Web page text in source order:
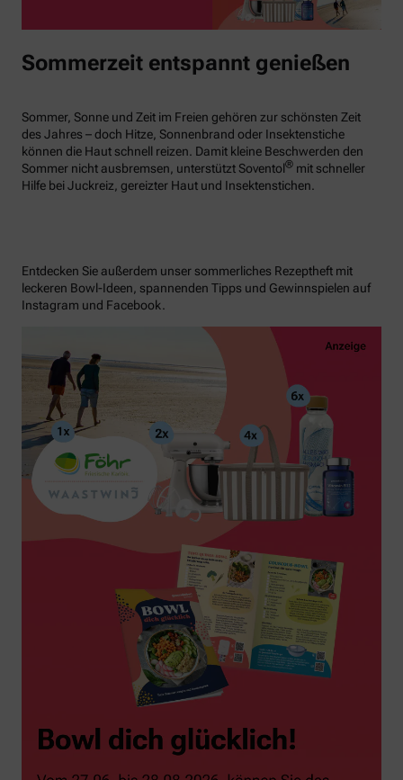
Sommerzeit entspannt genießen
Sommer, Sonne und Zeit im Freien gehören zur schönsten Zeit
des Jahres – doch Hitze, Sonnenbrand oder Insektenstiche
können die Haut schnell reizen. Damit kleine Beschwerden den
Sommer nicht ausbremsen, unterstützt Soventol® mit schneller
Hilfe bei Juckreiz, gereizter Haut und Insektenstichen.
Entdecken Sie außerdem unser sommerliches Rezeptheft mit
leckeren Bowl-Ideen, spannenden Tipps und Gewinnspielen auf
Instagram und Facebook.